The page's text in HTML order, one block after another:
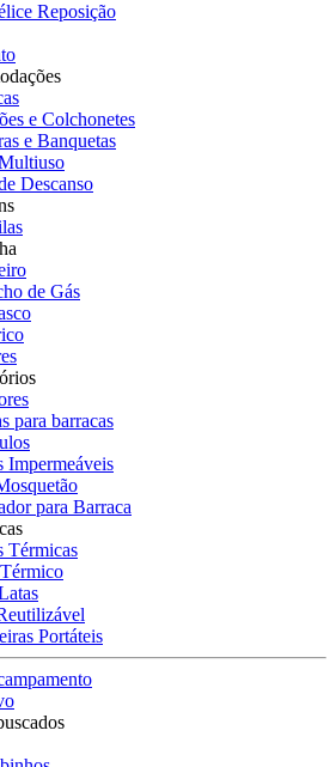
Reposição
e Colchonetes
e Banquetas
Descanso
de Gás
para barracas
Impermeáveis
para Barraca
Térmicas
Portáteis